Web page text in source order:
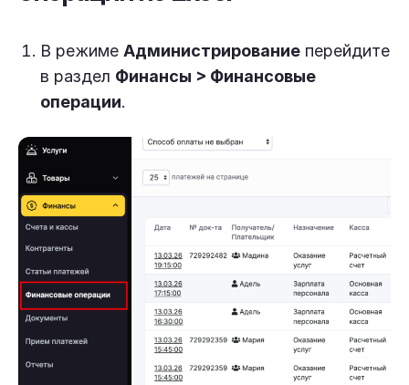
В режиме Администрирование перейдите
в раздел Финансы > Финансовые
операции.